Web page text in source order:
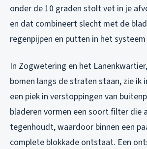
onder de 10 graden stolt vet in je
en dat combineert slecht met de
regenpijpen en putten in het
In Zogwetering en het
bomen langs de straten staan, zie ik
een piek in verstoppingen van
bladeren vormen een soort filter die
tegenhoudt, waardoor binnen een
complete blokkade ontstaat. Een